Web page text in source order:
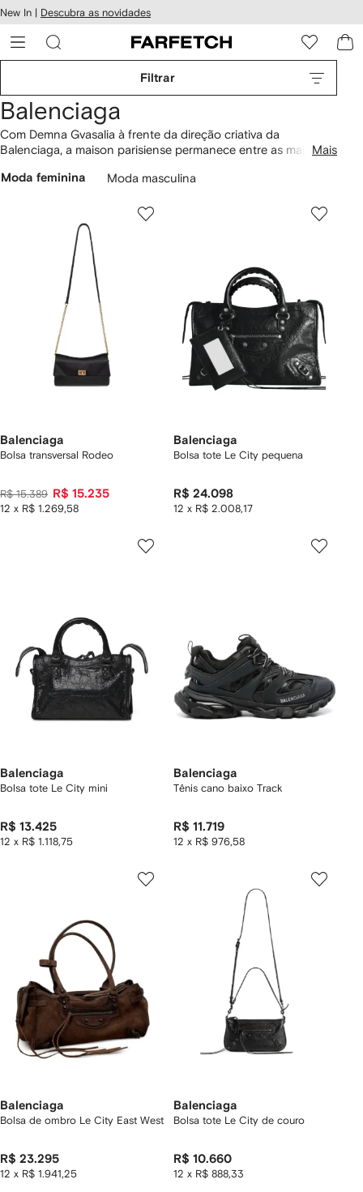
o
New In | Descubra as novidades
Filtrar
Balenciaga
Com Demna Gvasalia à frente da direção criativa da
Balenciaga, a maison parisiense permanece entre as mais
inovadora da grife com sua visão vanguardista, Gvasalia cria
da moda. Confira a coleção feminina Balenciaga, além do
Balenciaga masculino
no Style Guide FARFETCH.
Mais
Moda feminina Moda masculina
Balenciaga
Bolsa transversal Rodeo
R$ 15.389 R$ 15.235
12 x R$ 1.269,58
Balenciaga
Bolsa tote Le City pequena
R$ 24.098
12 x R$ 2.008,17
Balenciaga
Bolsa tote Le City mini
R$ 13.425
12 x R$ 1.118,75
Balenciaga
Tênis cano baixo Track
R$ 11.719
12 x R$ 976,58
Balenciaga
Bolsa de ombro Le City East West
R$ 23.295
12 x R$ 1.941,25
Balenciaga
Bolsa tote Le City de couro
R$ 10.660
12 x R$ 888,33